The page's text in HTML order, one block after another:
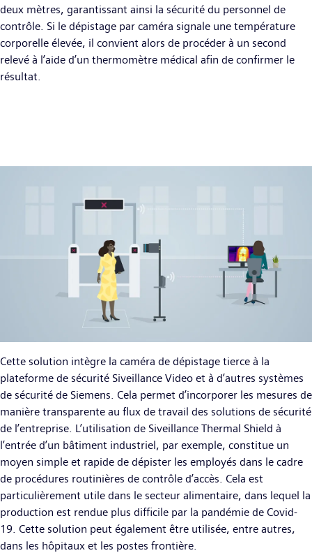
deux mètres, garantissant ainsi la sécurité du personnel de
contrôle. Si le dépistage par caméra signale une température
corporelle élevée, il convient alors de procéder à un second
relevé à l’aide d’un thermomètre médical afin de confirmer le
résultat.
Cette solution intègre la caméra de dépistage tierce à la
plateforme de sécurité Siveillance Video et à d’autres systèmes
de sécurité de Siemens. Cela permet d’incorporer les mesures de
manière transparente au flux de travail des solutions de sécurité
de l’entreprise. L’utilisation de Siveillance Thermal Shield à
l’entrée d’un bâtiment industriel, par exemple, constitue un
moyen simple et rapide de dépister les employés dans le cadre
de procédures routinières de contrôle d’accès. Cela est
particulièrement utile dans le secteur alimentaire, dans lequel la
production est rendue plus difficile par la pandémie de Covid-
19. Cette solution peut également être utilisée, entre autres,
dans les hôpitaux et les postes frontière.